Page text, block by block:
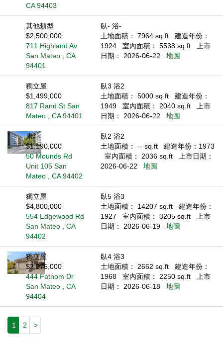
CA 94403
其他類型
$2,500,000
711 Highland Av
San Mateo , CA
94401
臥- 浴-
土地面積： 7964 sq.ft
建造年份：
1924
室內面積： 5538 sq.ft
上市
日期： 2026-06-22
地圖
獨立屋
$1,499,000
817 Rand St San
Mateo , CA 94401
臥3 浴2
土地面積： 5000 sq.ft
建造年份：
1949
室內面積： 2040 sq.ft
上市
日期： 2026-06-22
地圖
康斗
$1,190,000
50 Mounds Rd
Unit 105 San
Mateo , CA 94402
臥2 浴2
土地面積： -- sq.ft
建造年份：1973
室內面積： 2036 sq.ft
上市日期：
2026-06-22
地圖
獨立屋
$4,800,000
554 Edgewood Rd
San Mateo , CA
94402
臥5 浴3
土地面積： 14207 sq.ft
建造年份：
1927
室內面積： 3205 sq.ft
上市
日期： 2026-06-19
地圖
獨立屋
$2,275,000
444 Fathom Dr
San Mateo , CA
94404
臥4 浴3
土地面積： 2662 sq.ft
建造年份：
1968
室內面積： 2250 sq.ft
上市
日期： 2026-06-18
地圖
1 2 >